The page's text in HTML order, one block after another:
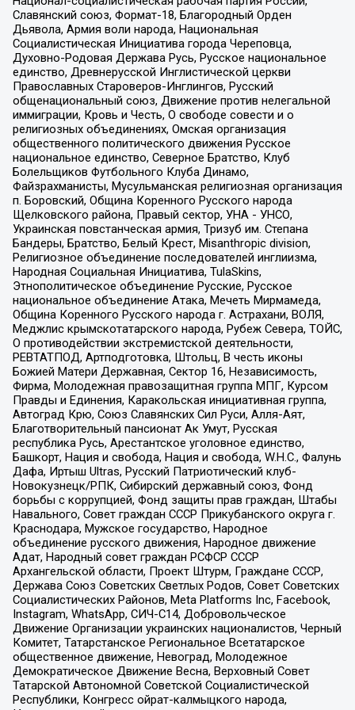
Славянский союз, Формат-18, Благородный Орден
Дьявола, Армия воли народа, Национальная
Социалистическая Инициатива города Череповца,
Духовно-Родовая Держава Русь, Русское национальное
единство, Древнерусской Инглистической церкви
Православных Староверов-Инглингов, Русский
общенациональный союз, Движение против нелегальной
иммиграции, Кровь и Честь, О свободе совести и о
религиозных объединениях, Омская организация
общественного политического движения Русское
национальное единство, Северное Братство, Клуб
Болельщиков Футбольного Клуба Динамо,
Файзрахманисты, Мусульманская религиозная организация
п. Боровский, Община Коренного Русского народа
Щелковского района, Правый сектор, УНА - УНСО,
Украинская повстанческая армия, Тризуб им. Степана
Бандеры, Братство, Белый Крест, Misanthropic division,
Религиозное объединение последователей инглиизма,
Народная Социальная Инициатива, TulaSkins,
Этнополитическое объединение Русские, Русское
национальное объединение Атака, Мечеть Мирмамеда,
Община Коренного Русского народа г. Астрахани, ВОЛЯ,
Меджлис крымскотатарского народа, Рубеж Севера, ТОЙС,
О противодействии экстремистской деятельности,
РЕВТАТПОД, Артподготовка, Штольц, В честь иконы
Божией Матери Державная, Сектор 16, Независимость,
Фирма, Молодежная правозащитная группа МПГ, Курсом
Правды и Единения, Каракольская инициативная группа,
Автоград Крю, Союз Славянских Сил Руси, Алля-Аят,
Благотворительный пансионат Ак Умут, Русская
республика Русь, Арестантское уголовное единство,
Башкорт, Нация и свобода, Нация и свобода, W.H.С., Фалунь
Дафа, Иртыш Ultras, Русский Патриотический клуб-
Новокузнецк/РПК, Сибирский державный союз, Фонд
борьбы с коррупцией, Фонд защиты прав граждан, Штабы
Навального, Совет граждан СССР Прикубанского округа г.
Краснодара, Мужское государство, Народное
объединение русского движения, Народное движение
Адат, Народный совет граждан РСФСР СССР
Архангельской области, Проект Штурм, Граждане СССР,
Держава Союз Советских Светлых Родов, Совет Советских
Социалистических Районов, Meta Platforms Inc, Facebook,
Instagram, WhatsApp, СИЧ-С14, Добровольческое
Движение Организации украинских националистов, Черный
Комитет, Татарстанское Региональное Всетатарское
общественное движение, Невоград, Молодежное
Демократическое Движение Весна, Верховный Совет
Татарской Автономной Советской Социалистической
Республики, Конгресс ойрат-калмыцкого народа,